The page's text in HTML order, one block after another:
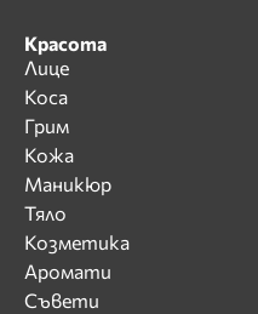
Красота
Лице
Коса
Грим
Кожа
Маникюр
Тяло
Козметика
Аромати
Съвети